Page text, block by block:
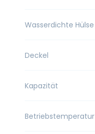
Wasserdichte Hülse
Deckel
Kapazität
Betriebstemperatur